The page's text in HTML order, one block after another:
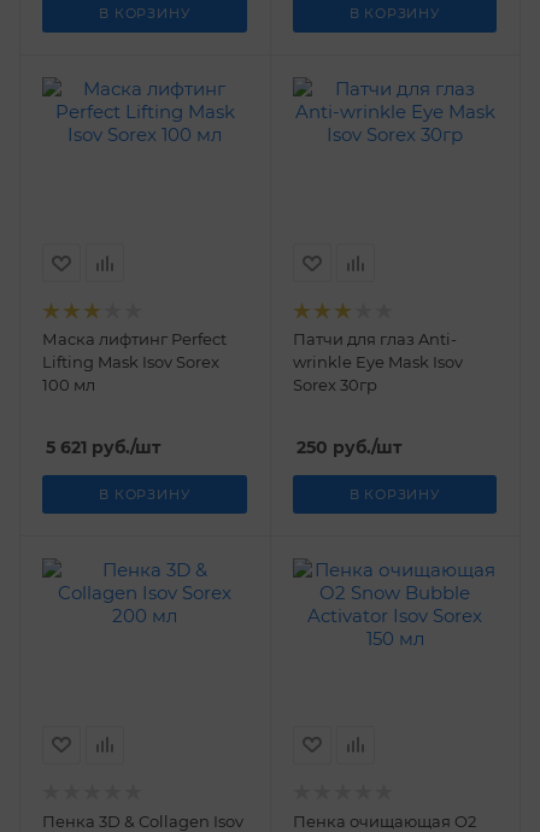
В КОРЗИНУ В КОРЗИНУ
Маска лифтинг Perfect
Lifting Mask Isov Sorex
100 мл
5 621 руб./шт
В КОРЗИНУ
Патчи для глаз Anti-
wrinkle Eye Mask Isov
Sorex 30гр
250 руб./шт
В КОРЗИНУ
Пенка 3D & Collagen Isov
Пенка очищающая O2